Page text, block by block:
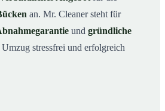
an. Mr. Cleaner steht für
und gründliche
stressfrei und erfolgreich